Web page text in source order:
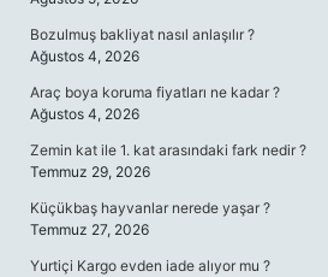
Bozulmuş bakliyat nasıl anlaşılır ?
Ağustos 4, 2026
Araç boya koruma fiyatları ne kadar ?
Ağustos 4, 2026
Zemin kat ile 1. kat arasındaki fark nedir ?
Temmuz 29, 2026
Küçükbaş hayvanlar nerede yaşar ?
Temmuz 27, 2026
Yurtiçi Kargo evden iade alıyor mu ?